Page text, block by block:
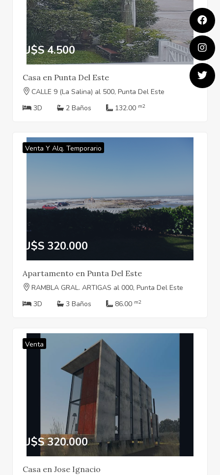
U$S 4.500
Casa en Punta Del Este
CALLE 9 (La Salina) al 500, Punta Del Este
3D
2 Baños 132.00 m2
Venta Y Alq. Temporario
U$S 320.000
Apartamento en Punta Del Este
RAMBLA GRAL. ARTIGAS al 000, Punta Del Este
3D
3 Baños 86.00 m2
Venta
U$S 320.000
Casa en Jose Ignacio